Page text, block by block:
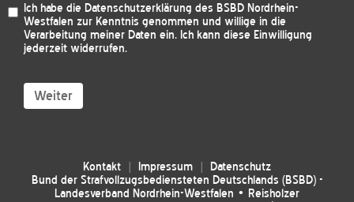
Ich habe die Datenschutzerklärung des BSBD Nordrhein-
Westfalen zur Kenntnis genommen und willige in die
Verarbeitung meiner Daten ein. Ich kann diese Einwilligung
jederzeit widerrufen.
Weiter
Kontakt Impressum
Datenschutz
Bund der Strafvollzugsbediensteten Deutschlands (BSBD) -
Landesverband Nordrhein-Westfalen • Reisholzer